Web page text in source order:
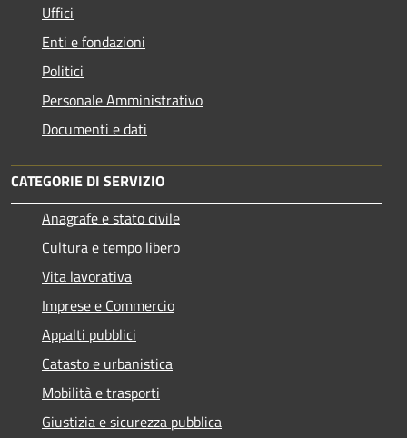
Uffici
Enti e fondazioni
Politici
Personale Amministrativo
Documenti e dati
CATEGORIE DI SERVIZIO
Anagrafe e stato civile
Cultura e tempo libero
Vita lavorativa
Imprese e Commercio
Appalti pubblici
Catasto e urbanistica
Mobilità e trasporti
Giustizia e sicurezza pubblica